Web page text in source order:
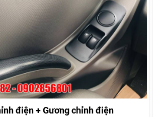
điện + Gương chỉnh điện